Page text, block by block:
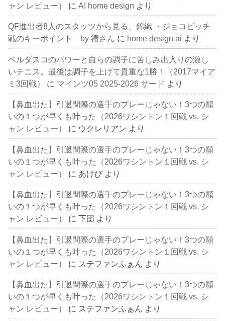
ャン レビュー）
にAI home design より
QF進出者8人のスタッツから見る、錦織 ・ジョコビッチ
戦のキーポイント by 禮さん に home design ai より
ベルダスコのパワーと自らの調子に苦しみ出入りの激し
いテニス。最後は調子を上げて貴重な1勝！（2017マイア
ミ3回戦）
に マインツ05 2025-2026 サード より
【鼻血出た】引退間際の選手のプレーじゃない！3つの願
いの１つが早くも叶った（2026ワシントン１回戦 vs. シ
ャン レビュー）
に ウクレリアン より
【鼻血出た】引退間際の選手のプレーじゃない！3つの願
いの１つが早くも叶った（2026ワシントン１回戦 vs. シ
ャン レビュー）
に あけび より
【鼻血出た】引退間際の選手のプレーじゃない！3つの願
いの１つが早くも叶った（2026ワシントン１回戦 vs. シ
ャン レビュー）
に下団 より
【鼻血出た】引退間際の選手のプレーじゃない！3つの願
いの１つが早くも叶った（2026ワシントン１回戦 vs. シ
ャン レビュー）
に ステファンふぁん より
【鼻血出た】引退間際の選手のプレーじゃない！3つの願
いの１つが早くも叶った（2026ワシントン１回戦 vs. シ
ャン レビュー）
に ステファンふぁん より